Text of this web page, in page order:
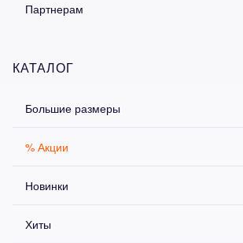
Партнерам
КАТАЛОГ
Большие размеры
% Акции
Новинки
Хиты